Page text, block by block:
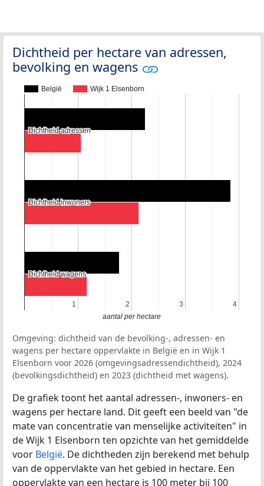
Dichtheid per hectare van adressen,
bevolking en wagens
België Wijk 1 Elsenborn
1
1 2
2 3
3 4
4
Dichtheid adressen
Dichtheid adressen
Dichtheid inwoners
Dichtheid inwoners
Dichtheid wagens
Dichtheid wagens
aantal per hectare
Omgeving: dichtheid van de bevolking-, adressen- en
wagens per hectare oppervlakte in België en in Wijk 1
Elsenborn voor 2026 (omgevingsadressendichtheid), 2024
(bevolkingsdichtheid) en 2023 (dichtheid met wagens).
De grafiek toont het aantal adressen-, inwoners- en
wagens per hectare land. Dit geeft een beeld van "de
mate van concentratie van menselijke activiteiten" in
de Wijk 1 Elsenborn ten opzichte van het gemiddelde
voor België. De dichtheden zijn berekend met behulp
van de oppervlakte van het gebied in hectare. Een
oppervlakte van een hectare is 100 meter bij 100